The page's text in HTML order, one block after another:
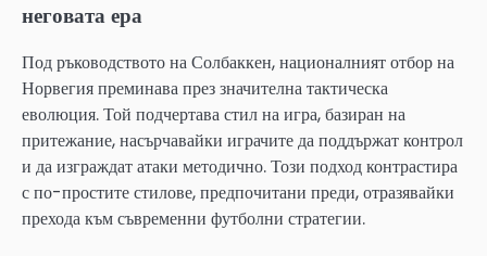
неговата ера
Под ръководството на Солбаккен, националният отбор на
Норвегия преминава през значителна тактическа
еволюция. Той подчертава стил на игра, базиран на
притежание, насърчавайки играчите да поддържат контрол
и да изграждат атаки методично. Този подход контрастира
с по-простите стилове, предпочитани преди, отразявайки
прехода към съвременни футболни стратегии.